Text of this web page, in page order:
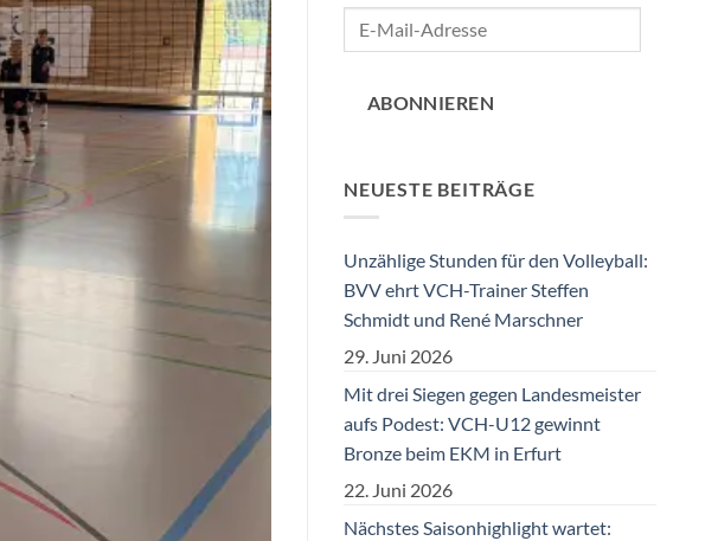
Mail-
ABONNIEREN
NEUESTE BEITRÄGE
Unzählige Stunden für den Volleyball:
BVV ehrt VCH-Trainer Steffen
Schmidt und René Marschner
29. Juni 2026
Mit drei Siegen gegen Landesmeister
aufs Podest: VCH-U12 gewinnt
Bronze beim EKM in Erfurt
22. Juni 2026
Nächstes Saisonhighlight wartet: